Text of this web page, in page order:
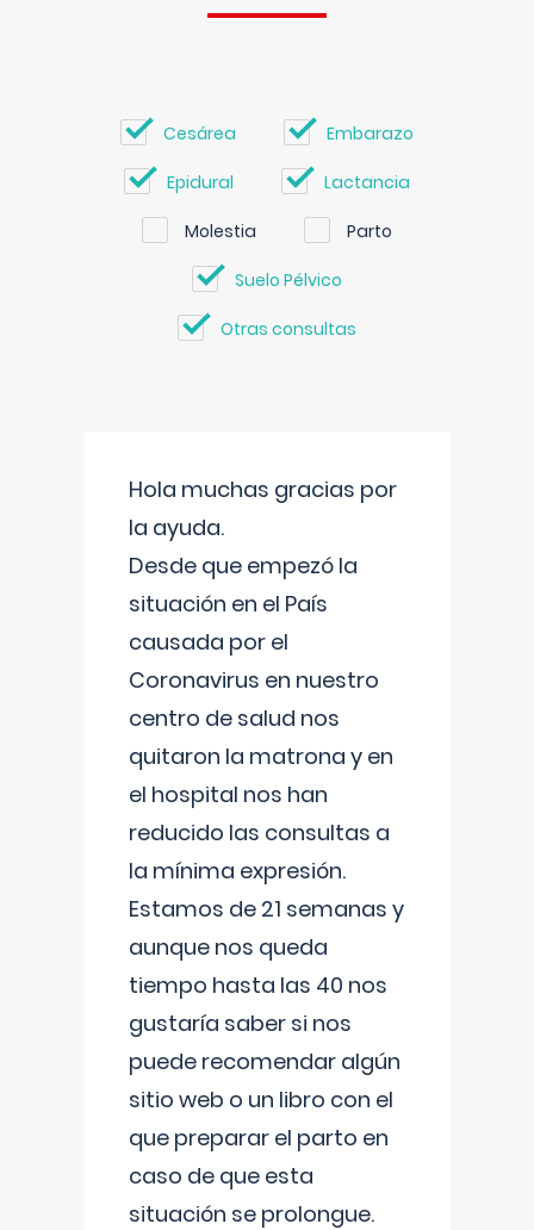
Cesárea Embarazo
Epidural Lactancia
Molestia Parto
Suelo Pélvico
Otras consultas
Hola muchas gracias por
la ayuda.
Desde que empezó la
situación en el País
causada por el
Coronavirus en nuestro
centro de salud nos
quitaron la matrona y en
el hospital nos han
reducido las consultas a
la mínima expresión.
Estamos de 21 semanas y
aunque nos queda
tiempo hasta las 40 nos
gustaría saber si nos
puede recomendar algún
sitio web o un libro con el
que preparar el parto en
caso de que esta
situación se prolongue.